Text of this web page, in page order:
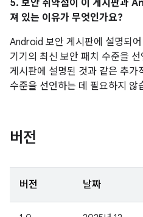
5. 보안 취약점이 이 게시판과
져 있는 이유가 무엇인가요?
Android 보안 게시판에 설명되
기기의 최신 보안 패치 수준을
게시판에 설명된 것과 같은 추가
수준을 선언하는 데 필요하지 않
버전
버전 날짜